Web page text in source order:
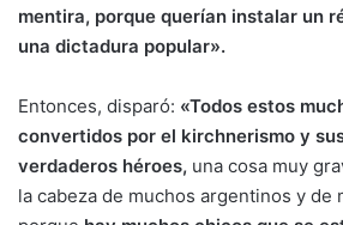
mentira, porque querían instalar un
una dictadura popular».
Entonces, disparó: «Todos estos
convertidos por el kirchnerismo y
verdaderos héroes, una cosa muy
la cabeza de muchos argentinos y de